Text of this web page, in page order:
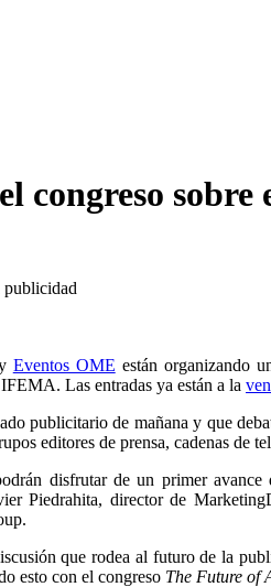
congreso
publicidad
Eventos OME están organizando
Las entradas ya están a la
publicitario de mañana y que
editores de prensa, cadenas
disfrutar de un primer avance
Piedrahita, director de
que rodea al futuro de la
esto con el congreso The Future of